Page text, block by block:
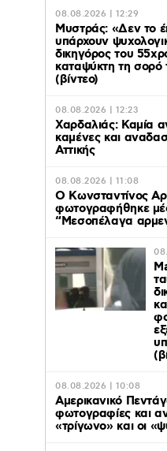
08.08.2026 | 12:29
Μυστράς: «Δεν το
υπάρχουν
δικηγόρος του
καταψύκτη τη σορό
(βίντεο)
08.08.2026 | 12:23
Χαρδαλιάς: Καμία
καμένες και
Αττικής
08.08.2026 | 11:08
Ο Κωνσταντίνος
φωτογραφήθηκε
“Μεσοπέλαγα
08.08.2026 | 10:08
Αμερικανικό
φωτογραφίες και
«τρίγωνο» και οι